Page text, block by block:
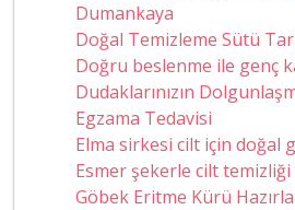
Dumankaya
Doğal Temizleme Sütü
Doğru beslenme ile genç
Dudaklarınızın
Egzama Tedavisi
Elma sirkesi cilt için doğal
Esmer şekerle cilt temizliği
Göbek Eritme Kürü